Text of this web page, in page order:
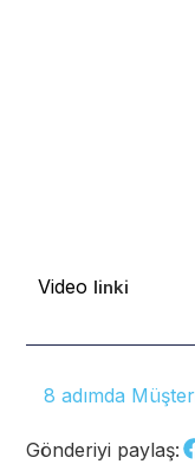
Video linki
Gönderiyi paylaş: